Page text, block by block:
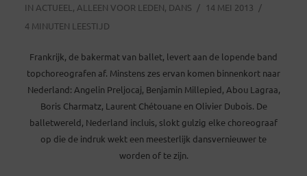
IN ACTUEEL , ALLEEN VOOR LEDEN, DANS
14 MEI 2013
4 MINUTEN LEESTIJD
Frankrijk, de bakermat van ballet, levert aan de lopende band
topchoreografen af. Minstens zes ervan komen binnenkort naar
Nederland: Angelin Preljocaj, Benjamin Millepied, Abou Lagraa,
Boris Charmatz, Laurent Chétouane en Olivier Dubois. De
balletwereld, Nederland incluis, slokt gulzig elke choreograaf
op die de indruk wekt een meesterlijk dansvernieuwer te
worden of te zijn.